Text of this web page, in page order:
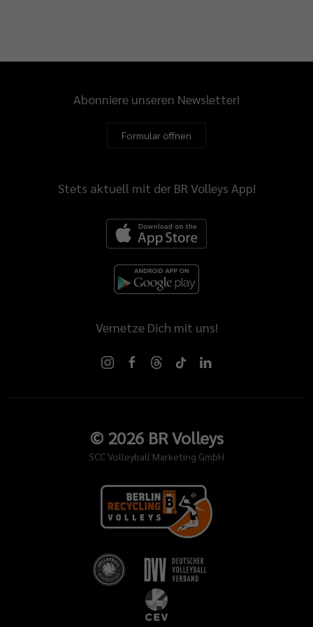
Abonniere unseren Newsletter!
Formular öffnen
Stets aktuell mit der BR Volleys App!
Vernetze Dich mit uns!
© 2026BR Volleys
SCC Volleyball Marketing GmbH